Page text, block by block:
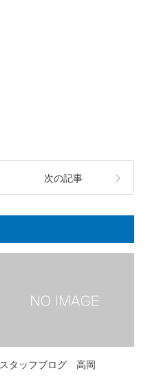
次の記事
スタッフブログ 高岡